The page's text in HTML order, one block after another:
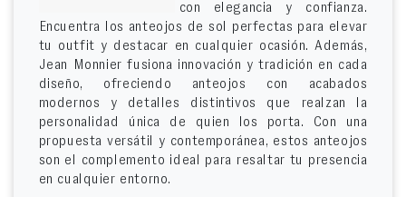
con elegancia y confianza.
Encuentra los anteojos de sol perfectas para elevar
tu outfit y destacar en cualquier ocasión. Además,
Jean Monnier fusiona innovación y tradición en cada
diseño, ofreciendo anteojos con acabados
modernos y detalles distintivos que realzan la
personalidad única de quien los porta. Con una
propuesta versátil y contemporánea, estos anteojos
son el complemento ideal para resaltar tu presencia
en cualquier entorno.